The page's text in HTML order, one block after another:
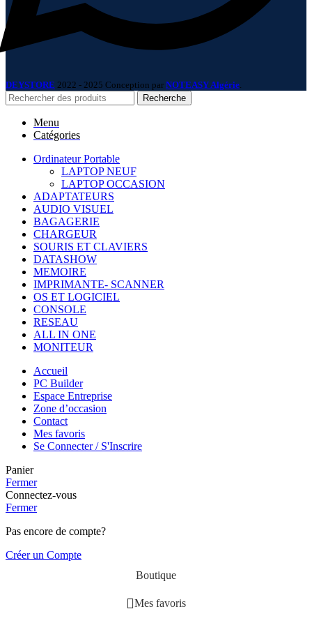
DEYSTORE 2022 - 2025 Conception par NOTEASY Algérie
Recherche
Menu
Catégories
Ordinateur Portable
LAPTOP NEUF
LAPTOP OCCASION
ADAPTATEURS
AUDIO VISUEL
BAGAGERIE
CHARGEUR
SOURIS ET CLAVIERS
DATASHOW
MEMOIRE
IMPRIMANTE- SCANNER
OS ET LOGICIEL
CONSOLE
RESEAU
ALL IN ONE
MONITEUR
Accueil
PC Builder
Espace Entreprise
Zone d’occasion
Contact
Mes favoris
Se Connecter / S'Inscrire
Panier
Fermer
Connectez-vous
Fermer
Pas encore de compte?
Créer un Compte
Boutique
Mes favoris